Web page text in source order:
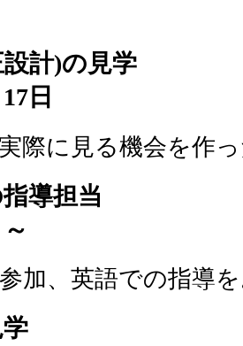
計)の見学
日
際に見る機会を作
指導担当
加、英語での指導
学